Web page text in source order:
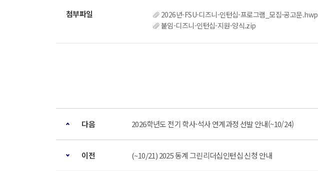
2026년-FSU-디즈니-인턴십-프로그램_모집-공고문.hwp
붙임-디즈니-인턴십-지원-양식.zip
다음 2026학년도 전기 학사·석사 연계과정 선발 안내(~10/24)
이전 (~10/21) 2025 동계 그린리더십인턴십 신청 안내